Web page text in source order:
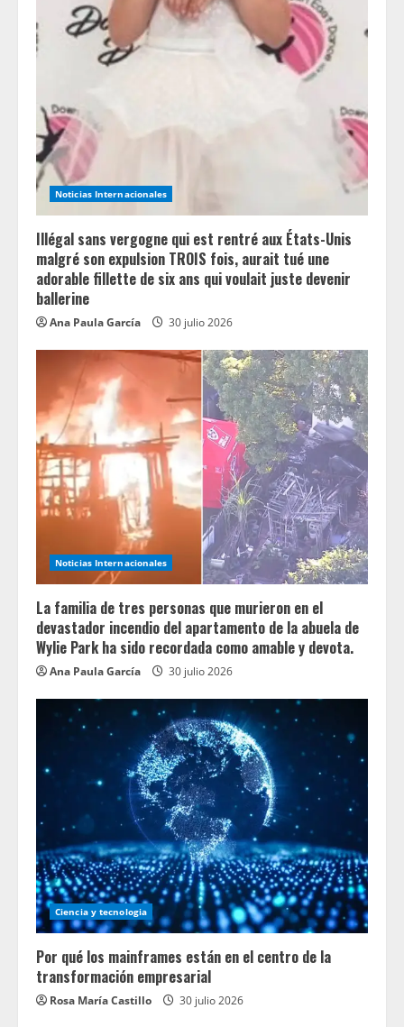
Noticias Internacionales
Illégal sans vergogne qui est rentré aux États-Unis
malgré son expulsion TROIS fois, aurait tué une
adorable fillette de six ans qui voulait juste devenir
ballerine
Ana Paula García 30 julio 2026
Noticias Internacionales
La familia de tres personas que murieron en el
devastador incendio del apartamento de la abuela de
Wylie Park ha sido recordada como amable y devota.
Ana Paula García 30 julio 2026
Ciencia y tecnologia
Por qué los mainframes están en el centro de la
transformación empresarial
Rosa María Castillo 30 julio 2026